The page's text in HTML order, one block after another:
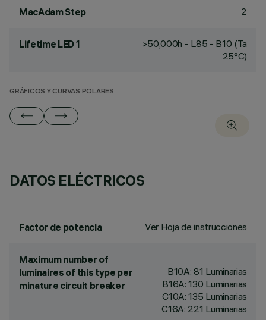
MacAdam Step 2
Lifetime LED 1
>50,000h - L85 - B10 (Ta
25°C)
GRÁFICOS Y CURVAS POLARES
DATOS ELÉCTRICOS
Factor de potencia Ver Hoja de instrucciones
Maximum number of
luminaires of this type per
minature circuit breaker
B10A: 81 Luminarias
B16A: 130 Luminarias
C10A: 135 Luminarias
C16A: 221 Luminarias